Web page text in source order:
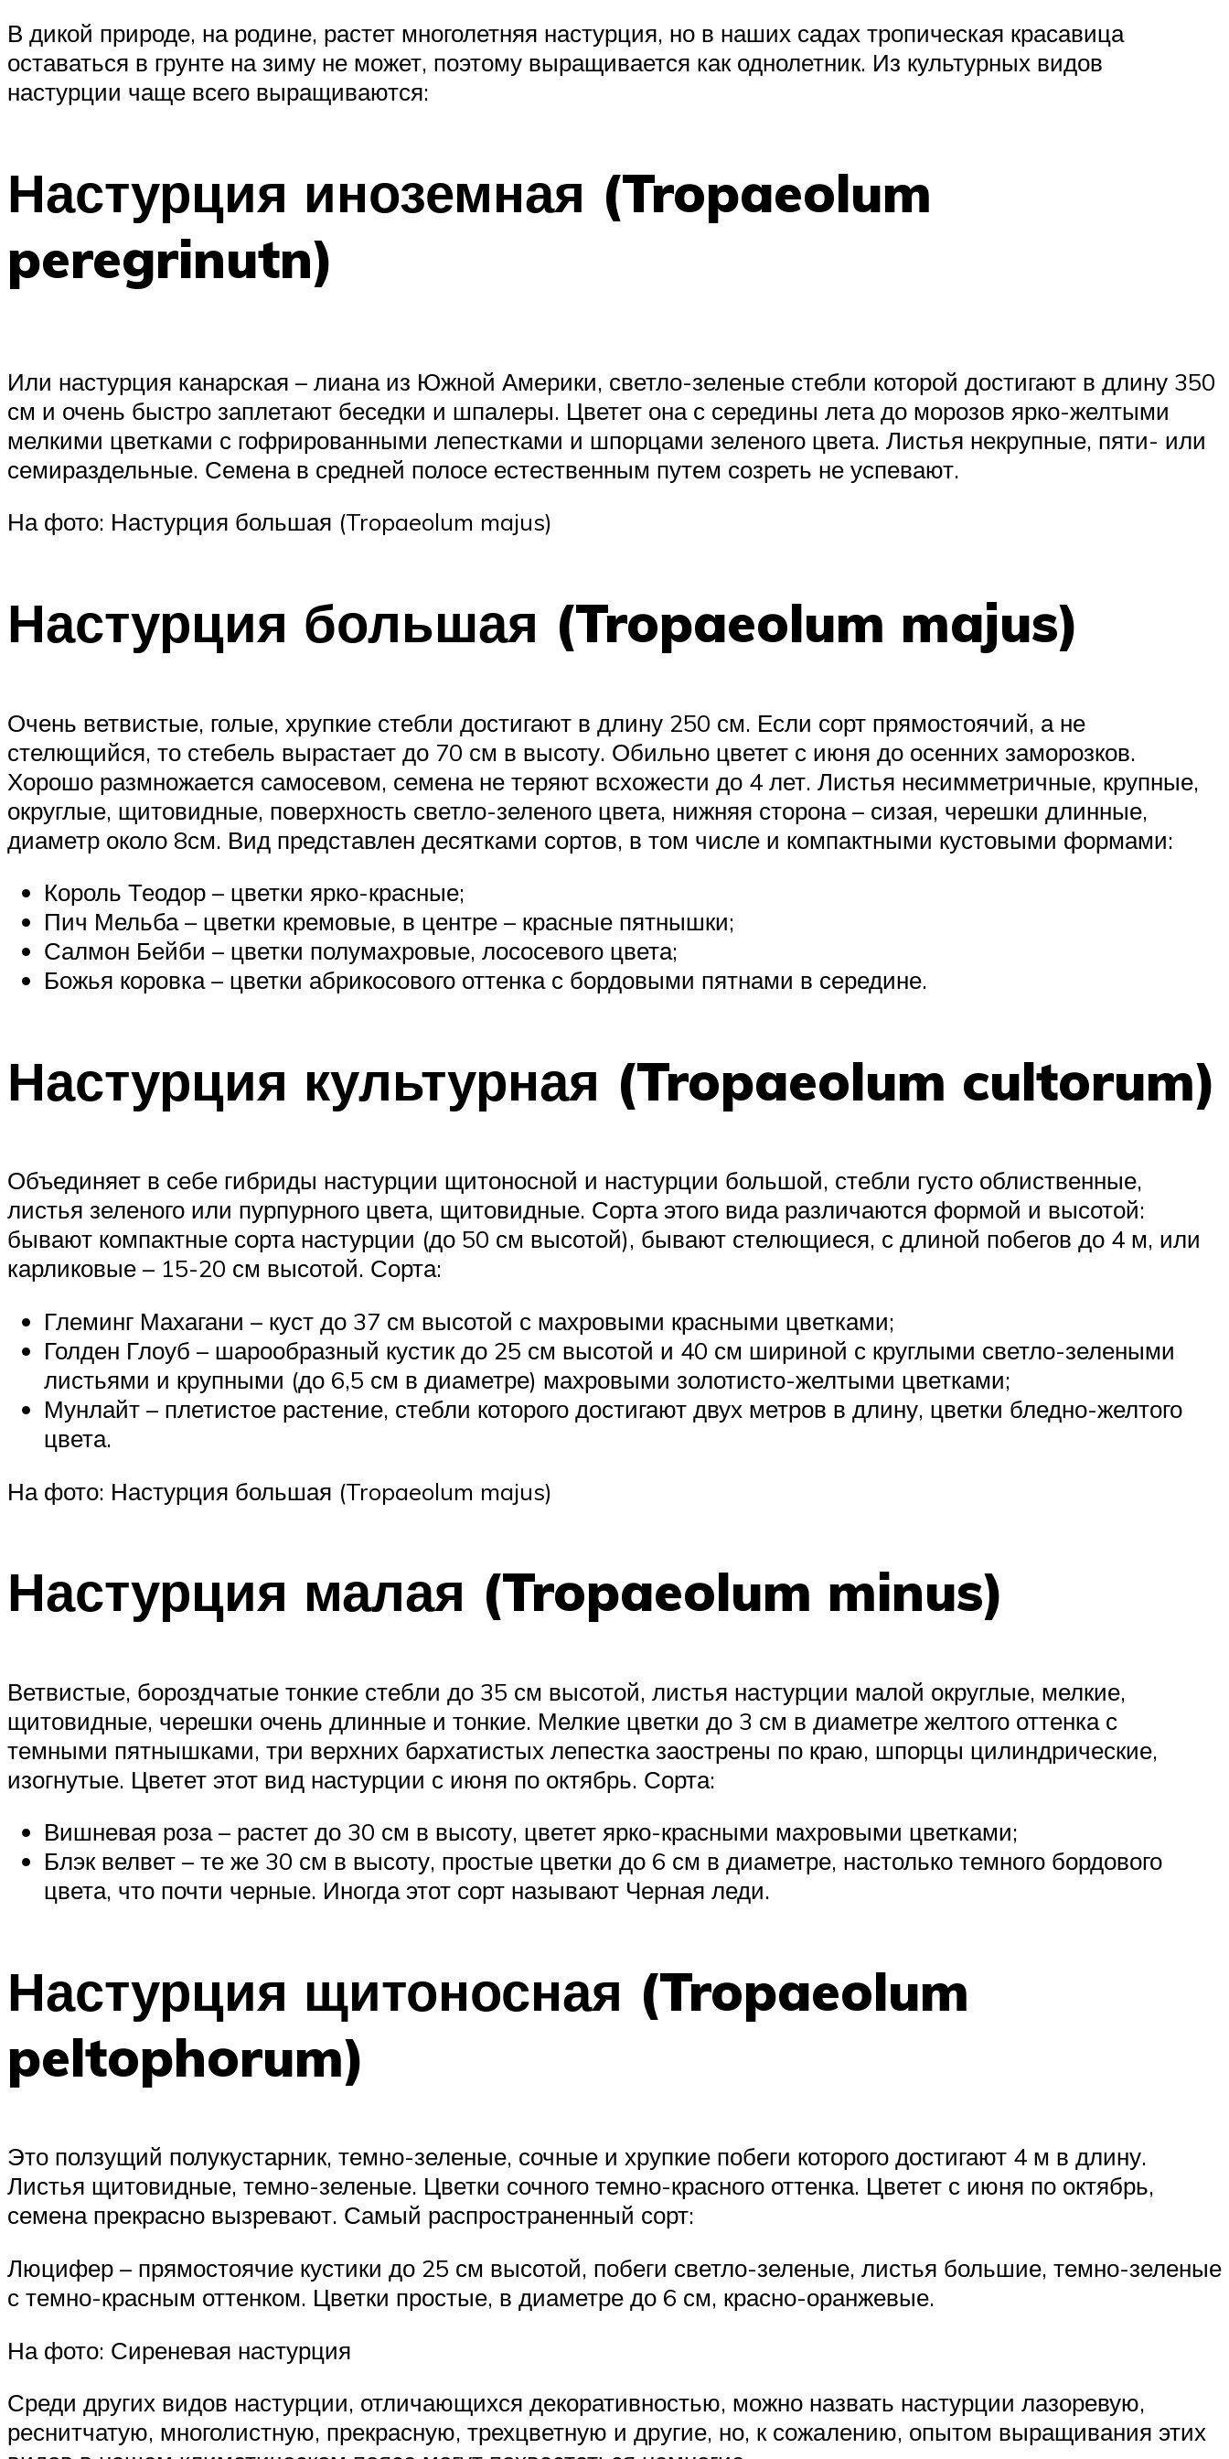
В дикой природе, на родине, растет многолетняя настурция, но в наших садах тропическая красавица
оставаться в грунте на зиму не может, поэтому выращивается как однолетник. Из культурных видов
настурции чаще всего выращиваются:
Настурция иноземная (Tropaeolum
peregrinutn)
Или настурция канарская – лиана из Южной Америки, светло-зеленые стебли которой достигают в длину 350
см и очень быстро заплетают беседки и шпалеры. Цветет она с середины лета до морозов ярко-желтыми
мелкими цветками с гофрированными лепестками и шпорцами зеленого цвета. Листья некрупные, пяти- или
семираздельные. Семена в средней полосе естественным путем созреть не успевают.
На фото: Настурция большая (Tropaeolum majus)
Настурция большая (Tropaeolum majus)
Очень ветвистые, голые, хрупкие стебли достигают в длину 250 см. Если сорт прямостоячий, а не
стелющийся, то стебель вырастает до 70 см в высоту. Обильно цветет с июня до осенних заморозков.
Хорошо размножается самосевом, семена не теряют всхожести до 4 лет. Листья несимметричные, крупные,
округлые, щитовидные, поверхность светло-зеленого цвета, нижняя сторона – сизая, черешки длинные,
диаметр около 8см. Вид представлен десятками сортов, в том числе и компактными кустовыми формами:
Король Теодор – цветки ярко-красные;
Пич Мельба – цветки кремовые, в центре – красные пятнышки;
Салмон Бейби – цветки полумахровые, лососевого цвета;
Божья коровка – цветки абрикосового оттенка с бордовыми пятнами в середине.
Настурция культурная (Tropaeolum cultorum)
Объединяет в себе гибриды настурции щитоносной и настурции большой, стебли густо облиственные,
листья зеленого или пурпурного цвета, щитовидные. Сорта этого вида различаются формой и высотой:
бывают компактные сорта настурции (до 50 см высотой), бывают стелющиеся, с длиной побегов до 4 м, или
карликовые – 15-20 см высотой. Сорта:
Глеминг Махагани – куст до 37 см высотой с махровыми красными цветками;
Голден Глоуб – шарообразный кустик до 25 см высотой и 40 см шириной с круглыми светло-зелеными
листьями и крупными (до 6,5 см в диаметре) махровыми золотисто-желтыми цветками;
Мунлайт – плетистое растение, стебли которого достигают двух метров в длину, цветки бледно-желтого
цвета.
На фото: Настурция большая (Tropaeolum majus)
Настурция малая (Tropaeolum minus)
Ветвистые, бороздчатые тонкие стебли до 35 см высотой, листья настурции малой округлые, мелкие,
щитовидные, черешки очень длинные и тонкие. Мелкие цветки до 3 см в диаметре желтого оттенка с
темными пятнышками, три верхних бархатистых лепестка заострены по краю, шпорцы цилиндрические,
изогнутые. Цветет этот вид настурции с июня по октябрь. Сорта:
Вишневая роза – растет до 30 см в высоту, цветет ярко-красными махровыми цветками;
Блэк велвет – те же 30 см в высоту, простые цветки до 6 см в диаметре, настолько темного бордового
цвета, что почти черные. Иногда этот сорт называют Черная леди.
Настурция щитоносная (Tropaeolum
peltophorum)
Это ползущий полукустарник, темно-зеленые, сочные и хрупкие побеги которого достигают 4 м в длину.
Листья щитовидные, темно-зеленые. Цветки сочного темно-красного оттенка. Цветет с июня по октябрь,
семена прекрасно вызревают. Самый распространенный сорт:
Люцифер – прямостоячие кустики до 25 см высотой, побеги светло-зеленые, листья большие, темно-зеленые
с темно-красным оттенком. Цветки простые, в диаметре до 6 см, красно-оранжевые.
На фото: Сиреневая настурция
Среди других видов настурции, отличающихся декоративностью, можно назвать настурции лазоревую,
реснитчатую, многолистную, прекрасную, трехцветную и другие, но, к сожалению, опытом выращивания этих